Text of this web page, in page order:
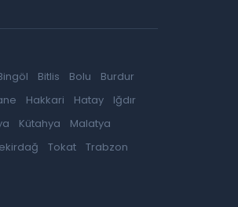
Bitlis Bolu
Burdur
Hakkari Hatay
Iğdır
Kütahya
Malatya
Tokat
Trabzon